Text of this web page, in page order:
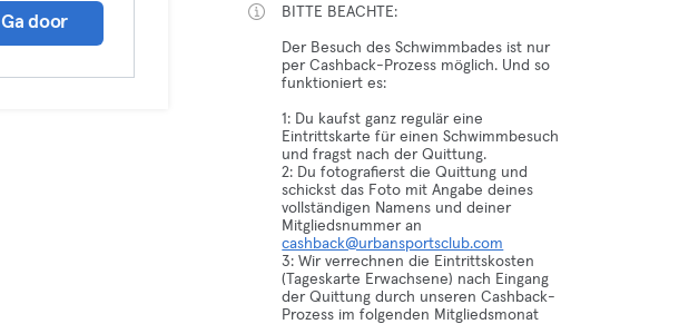
Ga door
BITTE BEACHTE:
Der Besuch des Schwimmbades ist nur
per Cashback-Prozess möglich. Und so
funktioniert es:
1: Du kaufst ganz regulär eine
Eintrittskarte für einen Schwimmbesuch
und fragst nach der Quittung.
2: Du fotografierst die Quittung und
schickst das Foto mit Angabe deines
vollständigen Namens und deiner
Mitgliedsnummer an
cashback@urbansportsclub.com
3: Wir verrechnen die Eintrittskosten
(Tageskarte Erwachsene) nach Eingang
der Quittung durch unseren Cashback-
Prozess im folgenden Mitgliedsmonat